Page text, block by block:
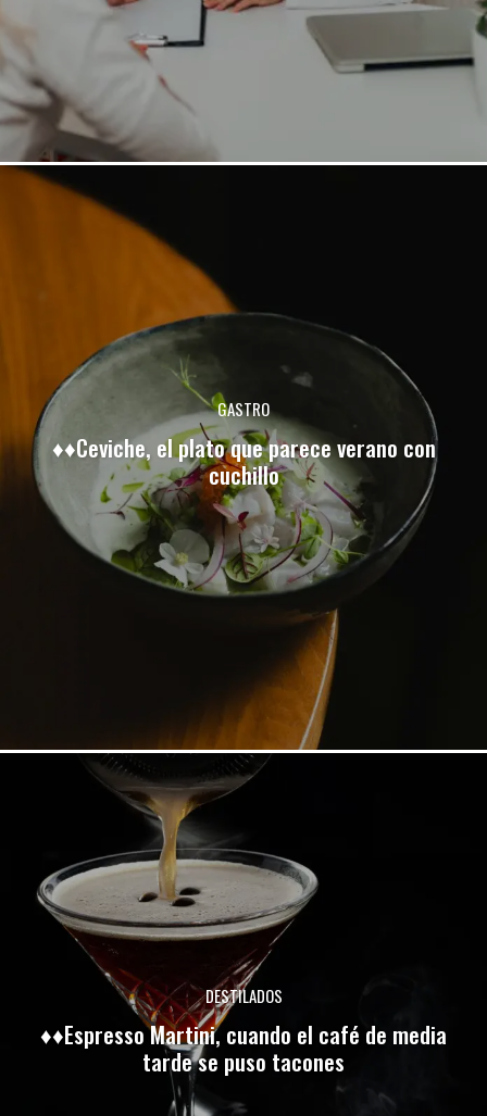
GASTRO
♦♦Ceviche, el plato que parece verano con
cuchillo
DESTILADOS
♦♦Espresso Martini, cuando el café de media
tarde se puso tacones